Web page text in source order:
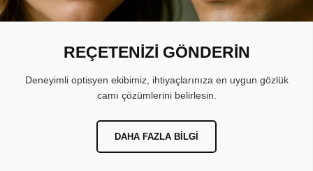
REÇETENİZİ GÖNDERİN
Deneyimli optisyen ekibimiz, ihtiyaçlarınıza en uygun gözlük
camı çözümlerini belirlesin.
DAHA FAZLA BILGI